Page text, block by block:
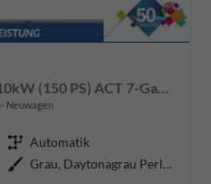
Neuwagen
Getriebe Automatik
Außenfarbe
Grau, Daytonagrau Perleffekt (6Y